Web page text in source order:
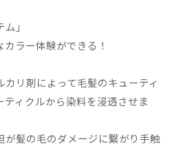
」
ラー体験ができる！
リ剤によって毛髪のキューティ
ィクルから染料を浸透させま
が髪の毛のダメージに繋がり手触